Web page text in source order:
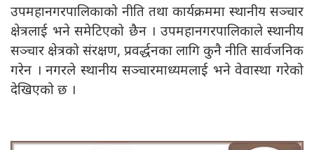
उपमहानगरपालिकाको नीति तथा कार्यक्रममा स्थानीय सञ्चार
क्षेत्रलाई भने समेटिएको छैन । उपमहानगरपालिकाले स्थानीय
सञ्चार क्षेत्रको संरक्षण, प्रवर्द्धनका लागि कुनै नीति सार्वजनिक
गरेन । नगरले स्थानीय सञ्चारमाध्यमलाई भने वेवास्था गरेको
देखिएको छ ।